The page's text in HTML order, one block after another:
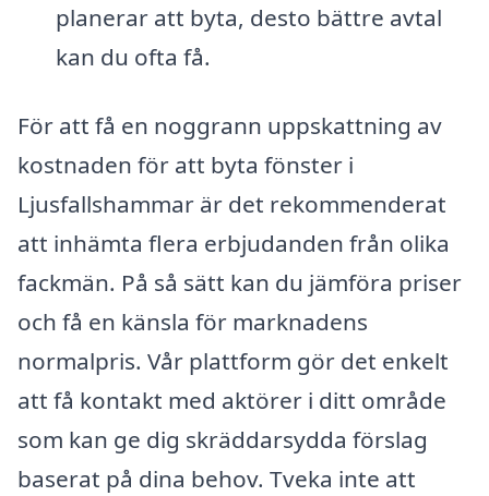
planerar att byta, desto bättre avtal
kan du ofta få.
För att få en noggrann uppskattning av
kostnaden för att byta fönster i
Ljusfallshammar är det rekommenderat
att inhämta flera erbjudanden från olika
fackmän. På så sätt kan du jämföra priser
och få en känsla för marknadens
normalpris. Vår plattform gör det enkelt
att få kontakt med aktörer i ditt område
som kan ge dig skräddarsydda förslag
baserat på dina behov. Tveka inte att